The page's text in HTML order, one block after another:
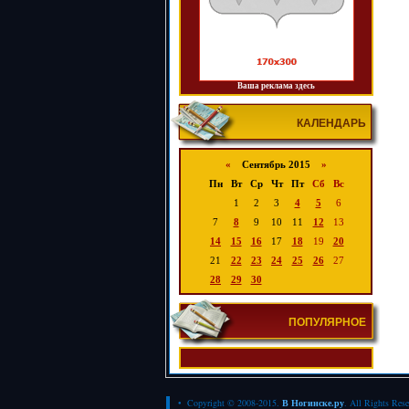
Ваша реклама здесь
КАЛЕНДАРЬ
« Сентябрь 2015 »
Пн
Вт Ср Чт Пт Сб
Вс
1
2 3 4 5
6
7
8 9 10 11 12
13
14
15 16 17 18 19
20
21
22 23 24 25 26
27
28
29 30
ПОПУЛЯРНОЕ
• Copyright © 2008-2015. В Ногинске.ру. All Rights